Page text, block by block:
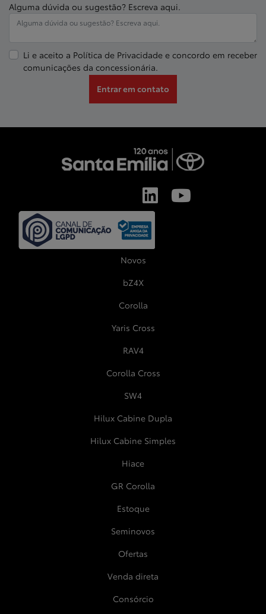
Alguma dúvida ou sugestão? Escreva aqui.
Li e aceito a Política de Privacidade e concordo em receber
comunicações da concessionária.
Entrar em contato
Novos
bZ4X
Corolla
Yaris Cross
RAV4
Corolla Cross
SW4
Hilux Cabine Dupla
Hilux Cabine Simples
Hiace
GR Corolla
Estoque
Seminovos
Ofertas
Venda direta
Consórcio